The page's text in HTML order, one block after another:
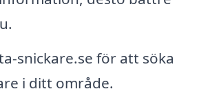
snickare.se för att söka
i ditt område.